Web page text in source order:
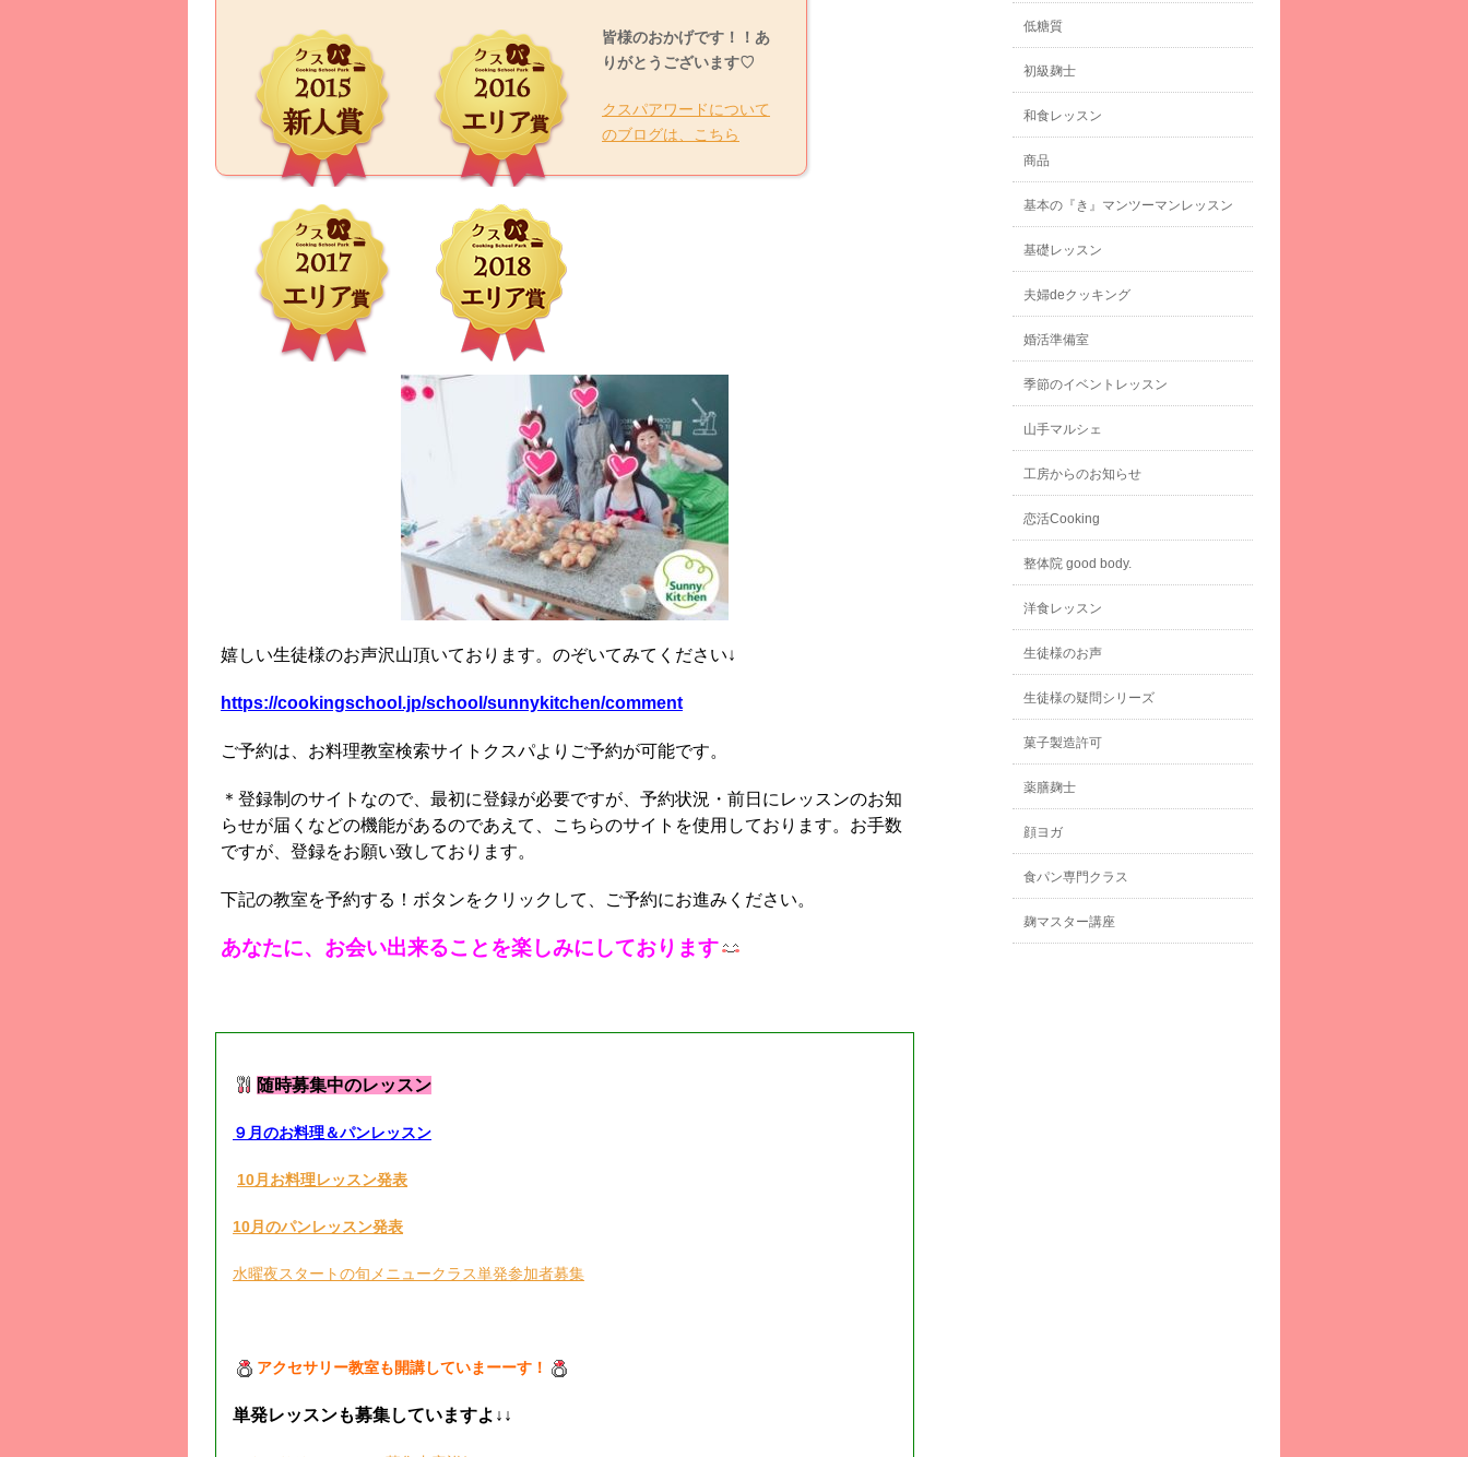
皆様のおかげです！！あ
りがとうございます♡
クスパアワードについて
のブログは、こちら
嬉しい生徒様のお声沢山頂いております。のぞいてみてください↓
https://cookingschool.jp/school/sunnykitchen/comment
ご予約は、お料理教室検索サイトクスパよりご予約が可能です。
＊登録制のサイトなので、最初に登録が必要ですが、予約状況・前日にレッスンのお知
らせが届くなどの機能があるのであえて、こちらのサイトを使用しております。お手数
ですが、登録をお願い致しております。
下記の教室を予約する！ボタンをクリックして、ご予約にお進みください。
あなたに、お会い出来ることを楽しみにしております
随時募集中のレッスン
９月のお料理＆パンレッスン
10月お料理レッスン発表
10月のパンレッスン発表
水曜夜スタートの旬メニュークラス単発参加者募集
アクセサリー教室も開講していまーーす！
単発レッスンも募集していますよ ↓↓
低糖質
初級麹士
和食レッスン
商品
基本の『き』マンツーマンレッスン
基礎レッスン
夫婦deクッキング
婚活準備室
季節のイベントレッスン
山手マルシェ
工房からのお知らせ
恋活Cooking
整体院 good body.
洋食レッスン
生徒様のお声
生徒様の疑問シリーズ
菓子製造許可
薬膳麹士
顔ヨガ
食パン専門クラス
麹マスター講座